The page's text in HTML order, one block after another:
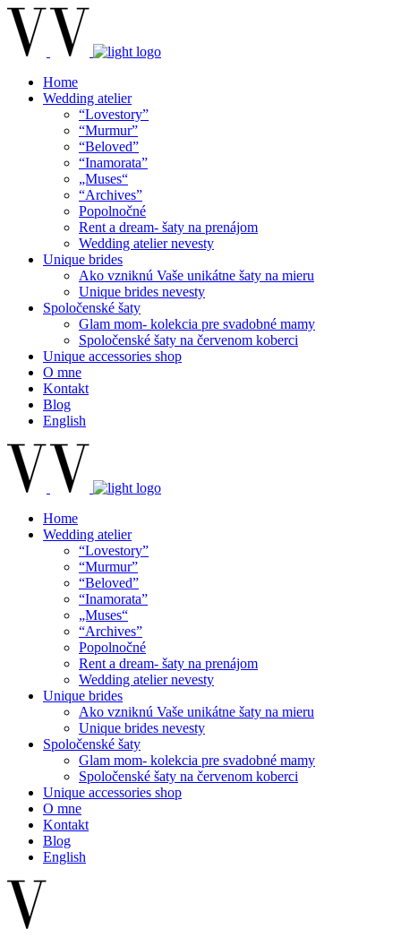
Home
Wedding atelier
“Lovestory”
“Murmur”
“Beloved”
“Inamorata”
„Muses“
“Archives”
Popolnočné
Rent a dream- šaty na prenájom
Wedding atelier nevesty
Unique brides
Ako vzniknú Vaše unikátne šaty na mieru
Unique brides nevesty
Spoločenské šaty
Glam mom- kolekcia pre svadobné mamy
Spoločenské šaty na červenom koberci
Unique accessories shop
O mne
Kontakt
Blog
English
Home
Wedding atelier
“Lovestory”
“Murmur”
“Beloved”
“Inamorata”
„Muses“
“Archives”
Popolnočné
Rent a dream- šaty na prenájom
Wedding atelier nevesty
Unique brides
Ako vzniknú Vaše unikátne šaty na mieru
Unique brides nevesty
Spoločenské šaty
Glam mom- kolekcia pre svadobné mamy
Spoločenské šaty na červenom koberci
Unique accessories shop
O mne
Kontakt
Blog
English